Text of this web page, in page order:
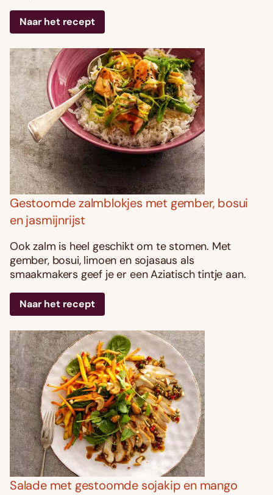
Naar het recept
Gestoomde zalmblokjes met gember, bosui
en jasmijnrijst
Ook zalm is heel geschikt om te stomen. Met
gember, bosui, limoen en sojasaus als
smaakmakers geef je er een Aziatisch tintje aan.
Naar het recept
Salade met gestoomde sojakip en mango